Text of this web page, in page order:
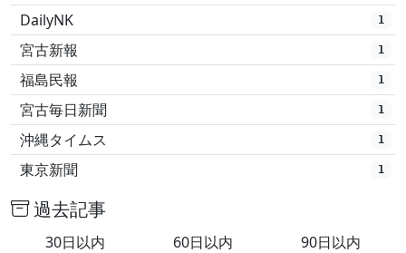
DailyNK 1
宮古新報 1
福島民報 1
宮古毎日新聞 1
沖縄タイムス 1
東京新聞 1
過去記事
30日以内 60日以内
90日以内